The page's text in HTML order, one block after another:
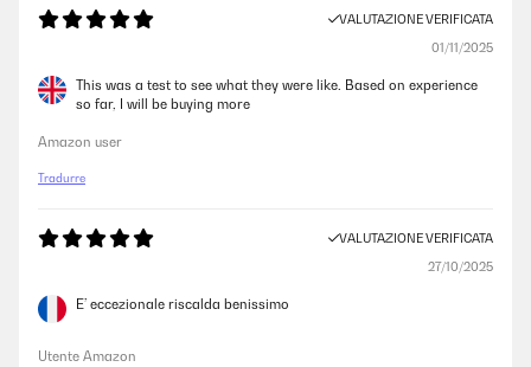
VALUTAZIONE VERIFICATA
01/11/2025
This was a test to see what they were like. Based on experience
so far, I will be buying more
Amazon user
Tradurre
VALUTAZIONE VERIFICATA
27/10/2025
E’ eccezionale riscalda benissimo
Utente Amazon